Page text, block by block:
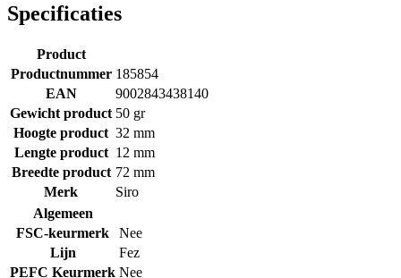
Specificaties
Product
Productnummer 185854
EAN
9002843438140
Gewicht product 50 gr
Hoogte product 32 mm
Lengte product 12 mm
Breedte product 72 mm
Merk
Siro
Algemeen
FSC-keurmerk
Nee
Lijn
Fez
PEFC Keurmerk Nee